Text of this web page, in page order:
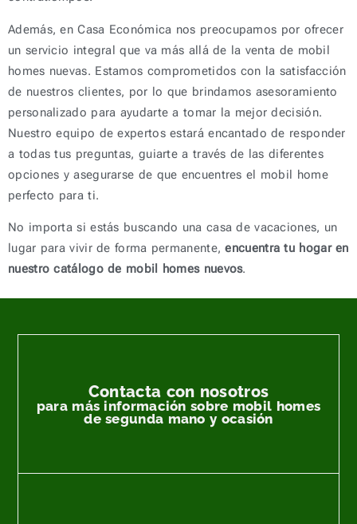
Además, en Casa Económica nos preocupamos por ofrecer
un servicio integral que va más allá de la venta de mobil
homes nuevas. Estamos comprometidos con la satisfacción
de nuestros clientes, por lo que brindamos asesoramiento
personalizado para ayudarte a tomar la mejor decisión.
Nuestro equipo de expertos estará encantado de responder
a todas tus preguntas, guiarte a través de las diferentes
opciones y asegurarse de que encuentres el mobil home
perfecto para ti.
No importa si estás buscando una casa de vacaciones, un
lugar para vivir de forma permanente,encuentra tu hogar en
nuestro catálogo de mobil homes nuevos.
Contacta con nosotros
para más información sobre mobil homes
de segunda mano y ocasión